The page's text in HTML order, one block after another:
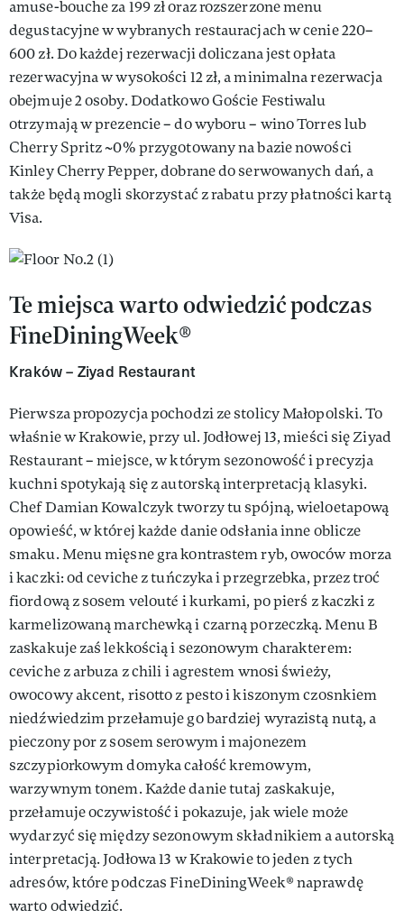
amuse-bouche za 199 zł oraz rozszerzone menu
degustacyjne w wybranych restauracjach w cenie 220–
600 zł. Do każdej rezerwacji doliczana jest opłata
rezerwacyjna w wysokości 12 zł, a minimalna rezerwacja
obejmuje 2 osoby. Dodatkowo Goście Festiwalu
otrzymają w prezencie – do wyboru – wino Torres lub
Cherry Spritz ~0% przygotowany na bazie nowości
Kinley Cherry Pepper, dobrane do serwowanych dań, a
także będą mogli skorzystać z rabatu przy płatności kartą
Visa.
Te miejsca warto odwiedzić podczas
FineDiningWeek®
Kraków – Ziyad Restaurant
Pierwsza propozycja pochodzi ze stolicy Małopolski. To
właśnie w Krakowie, przy ul. Jodłowej 13, mieści się Ziyad
Restaurant – miejsce, w którym sezonowość i precyzja
kuchni spotykają się z autorską interpretacją klasyki.
Chef Damian Kowalczyk tworzy tu spójną, wieloetapową
opowieść, w której każde danie odsłania inne oblicze
smaku. Menu mięsne gra kontrastem ryb, owoców morza
i kaczki: od ceviche z tuńczyka i przegrzebka, przez troć
fiordową z sosem velouté i kurkami, po pierś z kaczki z
karmelizowaną marchewką i czarną porzeczką. Menu B
zaskakuje zaś lekkością i sezonowym charakterem:
ceviche z arbuza z chili i agrestem wnosi świeży,
owocowy akcent, risotto z pesto i kiszonym czosnkiem
niedźwiedzim przełamuje go bardziej wyrazistą nutą, a
pieczony por z sosem serowym i majonezem
szczypiorkowym domyka całość kremowym,
warzywnym tonem. Każde danie tutaj zaskakuje,
przełamuje oczywistość i pokazuje, jak wiele może
wydarzyć się między sezonowym składnikiem a autorską
interpretacją. Jodłowa 13 w Krakowie to jeden z tych
adresów, które podczas FineDiningWeek® naprawdę
warto odwiedzić.